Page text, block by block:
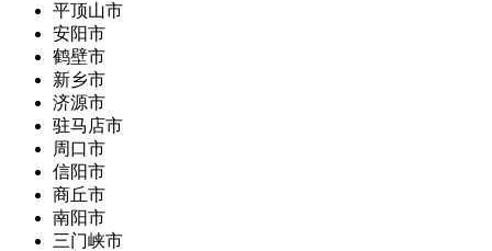
平顶山市
安阳市
鹤壁市
新乡市
济源市
驻马店市
周口市
信阳市
商丘市
南阳市
三门峡市